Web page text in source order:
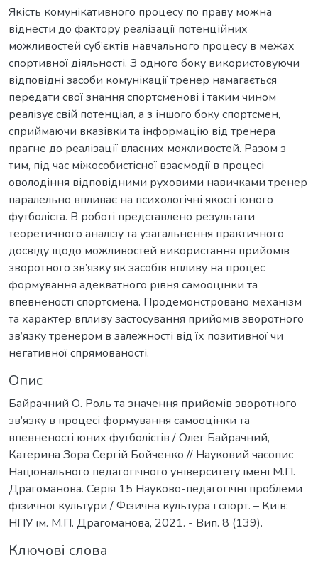
Якість комунікативного процесу по праву можна
віднести до фактору реалізації потенційних
можливостей суб’єктів навчального процесу в межах
спортивної діяльності. З одного боку використовуючи
відповідні засоби комунікації тренер намагається
передати свої знання спортсменові і таким чином
реалізує свій потенціал, а з іншого боку спортсмен,
сприймаючи вказівки та інформацію від тренера
прагне до реалізації власних можливостей. Разом з
тим, під час міжособистісної взаємодії в процесі
оволодіння відповідними руховими навичками тренер
паралельно впливає на психологічні якості юного
футболіста. В роботі представлено результати
теоретичного аналізу та узагальнення практичного
досвіду щодо можливостей використання прийомів
зворотного зв’язку як засобів впливу на процес
формування адекватного рівня самооцінки та
впевненості спортсмена. Продемонстровано механізм
та характер впливу застосування прийомів зворотного
зв’язку тренером в залежності від їх позитивної чи
негативної спрямованості.
Опис
Байрачний О. Роль та значення прийомів зворотного
зв’язку в процесі формування самооцінки та
впевненості юних футболістів / Олег Байрачний,
Катерина Зора Сергій Бойченко // Науковий часопис
Національного педагогічного університету імені М.П.
Драгоманова. Серія 15 Науково-педагогічні проблеми
фізичної культури / Фізична культура і спорт. – Київ:
НПУ ім. М.П. Драгоманова, 2021. - Вип. 8 (139).
Ключові слова